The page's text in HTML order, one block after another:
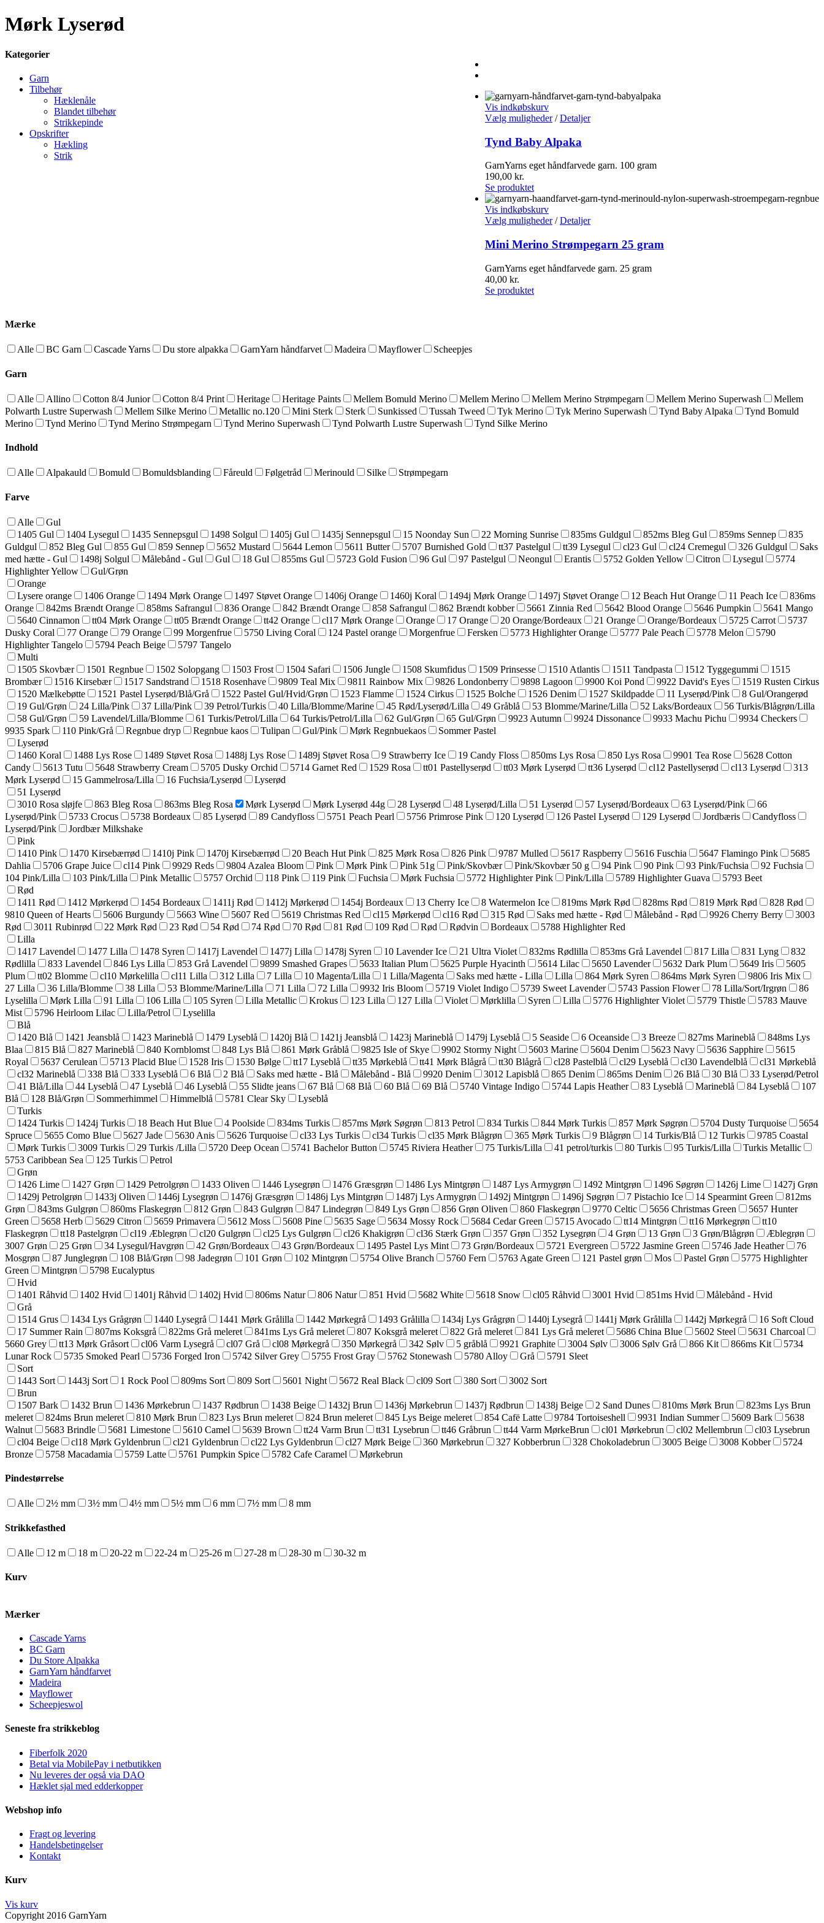
Mørk Lyserød
Vis indkøbskurv
Vælg muligheder/ Detaljer
Tynd Baby Alpaka
GarnYarns eget håndfarvede garn. 100 gram
190,00 kr.
Se produktet
Vis indkøbskurv
Vælg muligheder/ Detaljer
Mini Merino Strømpegarn 25 gram
GarnYarns eget håndfarvede garn. 25 gram
40,00 kr.
Se produktet
Mærke
Alle BC Garn Cascade Yarns Du store alpakka GarnYarn håndfarvet Madeira Mayflower Scheepjes
Garn
Alle Allino Cotton 8/4 Junior Cotton 8/4 Print Heritage Heritage Paints Mellem Bomuld Merino Mellem Merino Mellem Merino Strømpegarn Mellem Merino Superwash
Mellem
Polwarth Lustre Superwash
Mellem Silke Merino Metallic no.120 Mini Sterk Sterk Sunkissed Tussah Tweed Tyk Merino Tyk Merino Superwash Tynd Baby Alpaka
Tynd Bomuld
Merino
Tynd Merino Tynd Merino Strømpegarn Tynd Merino Superwash Tynd Polwarth Lustre Superwash Tynd Silke Merino
Indhold
Alle Alpakauld Bomuld Bomuldsblanding Fåreuld Følgetråd Merinould Silke Strømpegarn
Farve
Alle
Gul
1405 Gul
1404 Lysegul 1435 Sennepsgul 1498 Solgul 1405j Gul 1435j Sennepsgul 15 Noonday Sun 22 Morning Sunrise 835ms Guldgul 852ms Bleg Gul 859ms Sennep
835
Guldgul
852 Bleg Gul 855 Gul 859 Sennep 5652 Mustard 5644 Lemon 5611 Butter 5707 Burnished Gold tt37 Pastelgul tt39 Lysegul cl23 Gul cl24 Cremegul 326 Guldgul
Saks
med hætte - Gul
1498j Solgul Målebånd - Gul Gul 18 Gul 855ms Gul 5723 Gold Fusion 96 Gul 97 Pastelgul Neongul Erantis 5752 Golden Yellow Citron Lysegul
5774
Highlighter Yellow
Gul/Grøn
Orange
Lysere orange
1406 Orange 1494 Mørk Orange 1497 Støvet Orange 1406j Orange 1460j Koral 1494j Mørk Orange 1497j Støvet Orange 12 Beach Hut Orange 11 Peach Ice
836ms
Orange
842ms Brændt Orange 858ms Safrangul 836 Orange 842 Brændt Orange 858 Safrangul 862 Brændt kobber 5661 Zinnia Red 5642 Blood Orange 5646 Pumpkin
5641 Mango
5640 Cinnamon
tt04 Mørk Orange tt05 Brændt Orange tt42 Orange cl17 Mørk Orange Orange 17 Orange 20 Orange/Bordeaux 21 Orange Orange/Bordeaux 5725 Carrot
5737
Dusky Coral
77 Orange 79 Orange 99 Morgenfrue 5750 Living Coral 124 Pastel orange Morgenfrue Fersken 5773 Highlighter Orange 5777 Pale Peach 5778 Melon
5790
Highlighter Tangelo
5794 Peach Beige
5797 Tangelo
Multi
1505 Skovbær
1501 Regnbue 1502 Solopgang 1503 Frost 1504 Safari 1506 Jungle 1508 Skumfidus 1509 Prinsesse 1510 Atlantis 1511 Tandpasta 1512 Tyggegummi
1515
Brombær
1516 Kirsebær 1517 Sandstrand 1518 Rosenhave 9809 Teal Mix 9811 Rainbow Mix 9826 Londonberry 9898 Lagoon 9900 Koi Pond 9922 David's Eyes
1519 Rusten Cirkus
1520 Mælkebøtte
1521 Pastel Lyserød/Blå/Grå 1522 Pastel Gul/Hvid/Grøn 1523 Flamme 1524 Cirkus 1525 Bolche 1526 Denim 1527 Skildpadde 11 Lyserød/Pink
8 Gul/Orangerød
19 Gul/Grøn
24 Lilla/Pink 37 Lilla/Pink 39 Petrol/Turkis 40 Lilla/Blomme/Marine 45 Rød/Lyserød/Lilla 49 Gråblå 53 Blomme/Marine/Lilla 52 Laks/Bordeaux
56 Turkis/Blågrøn/Lilla
58 Gul/Grøn
59 Lavendel/Lilla/Blomme 61 Turkis/Petrol/Lilla 64 Turkis/Petrol/Lilla 62 Gul/Grøn 65 Gul/Grøn 9923 Autumn 9924 Dissonance 9933 Machu Pichu
9934 Checkers
9935 Spark
110 Pink/Grå Regnbue dryp Regnbue kaos Tulipan Gul/Pink Mørk Regnbuekaos
Sommer Pastel
Lyserød
1460 Koral
1488 Lys Rose 1489 Støvet Rosa 1488j Lys Rose 1489j Støvet Rosa 9 Strawberry Ice 19 Candy Floss 850ms Lys Rosa 850 Lys Rosa 9901 Tea Rose
5628 Cotton
Candy
5613 Tutu 5648 Strawberry Cream 5705 Dusky Orchid 5714 Garnet Red 1529 Rosa tt01 Pastellyserød tt03 Mørk Lyserød tt36 Lyserød cl12 Pastellyserød cl13 Lyserød
313
Mørk Lyserød
15 Gammelrosa/Lilla 16 Fuchsia/Lyserød
Lyserød
51 Lyserød
3010 Rosa sløjfe
863 Bleg Rosa 863ms Bleg Rosa Mørk Lyserød Mørk Lyserød 44g 28 Lyserød 48 Lyserød/Lilla 51 Lyserød 57 Lyserød/Bordeaux 63 Lyserød/Pink
66
Lyserød/Pink
5733 Crocus 5738 Bordeaux 85 Lyserød 89 Candyfloss 5751 Peach Pearl 5756 Primrose Pink 120 Lyserød 126 Pastel Lyserød 129 Lyserød Jordbæris
Candyfloss
Lyserød/Pink
Jordbær Milkshake
Pink
1410 Pink
1470 Kirsebærrød 1410j Pink 1470j Kirsebærrød 20 Beach Hut Pink 825 Mørk Rosa 826 Pink 9787 Mulled 5617 Raspberry 5616 Fuschia 5647 Flamingo Pink
5685
Dahlia
5706 Grape Juice cl14 Pink 9929 Reds 9804 Azalea Bloom Pink Mørk Pink Pink 51g Pink/Skovbær Pink/Skovbær 50 g 94 Pink 90 Pink 93 Pink/Fuchsia
92 Fuchsia
104 Pink/Lilla
103 Pink/Lilla Pink Metallic 5757 Orchid 118 Pink 119 Pink Fuchsia Mørk Fuchsia 5772 Highlighter Pink Pink/Lilla 5789 Highlighter Guava
5793 Beet
Rød
1411 Rød
1412 Mørkerød 1454 Bordeaux 1411j Rød 1412j Mørkerød 1454j Bordeaux 13 Cherry Ice 8 Watermelon Ice 819ms Mørk Rød 828ms Rød 819 Mørk Rød
828 Rød
9810 Queen of Hearts
5606 Burgundy 5663 Wine 5607 Red 5619 Christmas Red cl15 Mørkerød cl16 Rød 315 Rød Saks med hætte - Rød Målebånd - Rød 9926 Cherry Berry
3003
Rød
3011 Rubinrød 22 Mørk Rød 23 Rød 54 Rød 74 Rød 70 Rød 81 Rød 109 Rød Rød Rødvin Bordeaux
5788 Highlighter Red
Lilla
1417 Lavendel
1477 Lilla 1478 Syren 1417j Lavendel 1477j Lilla 1478j Syren 10 Lavender Ice 21 Ultra Violet 832ms Rødlilla 853ms Grå Lavendel 817 Lilla 831 Lyng
832
Rødlilla
833 Lavendel 846 Lys Lilla 853 Grå Lavendel 9899 Smashed Grapes 5633 Italian Plum 5625 Purple Hyacinth 5614 Lilac 5650 Lavender 5632 Dark Plum 5649 Iris
5605
Plum
tt02 Blomme cl10 Mørkelilla cl11 Lilla 312 Lilla 7 Lilla 10 Magenta/Lilla 1 Lilla/Magenta Saks med hætte - Lilla Lilla 864 Mørk Syren 864ms Mørk Syren
9806 Iris Mix
27 Lilla
36 Lilla/Blomme 38 Lilla 53 Blomme/Marine/Lilla 71 Lilla 72 Lilla 9932 Iris Bloom 5719 Violet Indigo 5739 Sweet Lavender 5743 Passion Flower 78 Lilla/Sort/Irgrøn
86
Lyselilla
Mørk Lilla 91 Lilla 106 Lilla 105 Syren Lilla Metallic Krokus 123 Lilla 127 Lilla Violet Mørklilla Syren Lilla 5776 Highlighter Violet 5779 Thistle
5783 Mauve
Mist
5796 Heirloom Lilac Lilla/Petrol
Lyselilla
Blå
1420 Blå
1421 Jeansblå 1423 Marineblå 1479 Lyseblå 1420j Blå 1421j Jeansblå 1423j Marineblå 1479j Lyseblå 5 Seaside 6 Oceanside 3 Breeze 827ms Marineblå
848ms Lys
Blaa
815 Blå 827 Marineblå 840 Kornblomst 848 Lys Blå 861 Mørk Gråblå 9825 Isle of Skye 9902 Stormy Night 5603 Marine 5604 Denim 5623 Navy 5636 Sapphire
5615
Royal
5637 Cerulean 5713 Placid Blue 1528 Iris 1530 Bølge tt17 Lyseblå tt35 Mørkeblå tt41 Mørk Blågrå tt30 Blågrå cl28 Pastelblå cl29 Lyseblå cl30 Lavendelblå
cl31 Mørkeblå
cl32 Marineblå
338 Blå 333 Lyseblå 6 Blå 2 Blå Saks med hætte - Blå Målebånd - Blå 9920 Denim 3012 Lapisblå 865 Denim 865ms Denim 26 Blå 30 Blå
33 Lyserød/Petrol
41 Blå/Lilla
44 Lyseblå 47 Lyseblå 46 Lyseblå 55 Slidte jeans 67 Blå 68 Blå 60 Blå 69 Blå 5740 Vintage Indigo 5744 Lapis Heather 83 Lyseblå Marineblå 84 Lyseblå
107
Blå
128 Blå/Grøn Sommerhimmel Himmelblå 5781 Clear Sky
Lyseblå
Turkis
1424 Turkis
1424j Turkis 18 Beach Hut Blue 4 Poolside 834ms Turkis 857ms Mørk Søgrøn 813 Petrol 834 Turkis 844 Mørk Turkis 857 Mørk Søgrøn 5704 Dusty Turquoise
5654
Spruce
5655 Como Blue 5627 Jade 5630 Anis 5626 Turquoise cl33 Lys Turkis cl34 Turkis cl35 Mørk Blågrøn 365 Mørk Turkis 9 Blågrøn 14 Turkis/Blå 12 Turkis
9785 Coastal
Mørk Turkis
3009 Turkis 29 Turkis /Lilla 5720 Deep Ocean 5741 Bachelor Button 5745 Riviera Heather 75 Turkis/Lilla 41 petrol/turkis 80 Turkis 95 Turkis/Lilla
Turkis Metallic
5753 Caribbean Sea
125 Turkis
Petrol
Grøn
1426 Lime
1427 Grøn 1429 Petrolgrøn 1433 Oliven 1446 Lysegrøn 1476 Græsgrøn 1486 Lys Mintgrøn 1487 Lys Armygrøn 1492 Mintgrøn 1496 Søgrøn 1426j Lime
1427j Grøn
1429j Petrolgrøn
1433j Oliven 1446j Lysegrøn 1476j Græsgrøn 1486j Lys Mintgrøn 1487j Lys Armygrøn 1492j Mintgrøn 1496j Søgrøn 7 Pistachio Ice 14 Spearmint Green
812ms
Grøn
843ms Gulgrøn 860ms Flaskegrøn 812 Grøn 843 Gulgrøn 847 Lindegrøn 849 Lys Grøn 856 Grøn Oliven 860 Flaskegrøn 9770 Celtic 5656 Christmas Green
5657 Hunter
Green
5658 Herb 5629 Citron 5659 Primavera 5612 Moss 5608 Pine 5635 Sage 5634 Mossy Rock 5684 Cedar Green 5715 Avocado tt14 Mintgrøn tt16 Mørkegrøn
tt10
Flaskegrøn
tt18 Pastelgrøn cl19 Æblegrøn cl20 Gulgrøn cl25 Lys Gulgrøn cl26 Khakigrøn cl36 Stærk Grøn 357 Grøn 352 Lysegrøn 4 Grøn 13 Grøn 3 Grøn/Blågrøn
Æblegrøn
3007 Grøn
25 Grøn 34 Lysegul/Havgrøn 42 Grøn/Bordeaux 43 Grøn/Bordeaux 1495 Pastel Lys Mint 73 Grøn/Bordeaux 5721 Evergreen 5722 Jasmine Green 5746 Jade Heather
76
Mosgrøn
87 Junglegrøn 108 Blå/Grøn 98 Jadegrøn 101 Grøn 102 Mintgrøn 5754 Olive Branch 5760 Fern 5763 Agate Green 121 Pastel grøn Mos Pastel Grøn
5775 Highlighter
Green
Mintgrøn
5798 Eucalyptus
Hvid
1401 Råhvid
1402 Hvid 1401j Råhvid 1402j Hvid 806ms Natur 806 Natur 851 Hvid 5682 White 5618 Snow cl05 Råhvid 3001 Hvid 851ms Hvid
Målebånd - Hvid
Grå
1514 Grus
1434 Lys Grågrøn 1440 Lysegrå 1441 Mørk Grålilla 1442 Mørkegrå 1493 Grålilla 1434j Lys Grågrøn 1440j Lysegrå 1441j Mørk Grålilla 1442j Mørkegrå
16 Soft Cloud
17 Summer Rain
807ms Koksgrå 822ms Grå meleret 841ms Lys Grå meleret 807 Koksgrå meleret 822 Grå meleret 841 Lys Grå meleret 5686 China Blue 5602 Steel
5631 Charcoal
5660 Grey
tt13 Mørk Gråsort cl06 Varm Lysegrå cl07 Grå cl08 Mørkegrå 350 Mørkegrå 342 Sølv 5 gråblå 9921 Graphite 3004 Sølv 3006 Sølv Grå 866 Kit 866ms Kit
5734
Lunar Rock
5735 Smoked Pearl 5736 Forged Iron 5742 Silver Grey 5755 Frost Gray 5762 Stonewash 5780 Alloy Grå
5791 Sleet
Sort
1443 Sort
1443j Sort 1 Rock Pool 809ms Sort 809 Sort 5601 Night 5672 Real Black cl09 Sort 380 Sort
3002 Sort
Brun
1507 Bark
1432 Brun 1436 Mørkebrun 1437 Rødbrun 1438 Beige 1432j Brun 1436j Mørkebrun 1437j Rødbrun 1438j Beige 2 Sand Dunes 810ms Mørk Brun
823ms Lys Brun
meleret
824ms Brun meleret 810 Mørk Brun 823 Lys Brun meleret 824 Brun meleret 845 Lys Beige meleret 854 Cafë Latte 9784 Tortoiseshell 9931 Indian Summer 5609 Bark
5638
Walnut
5683 Brindle 5681 Limestone 5610 Camel 5639 Brown tt24 Varm Brun tt31 Lysebrun tt46 Gråbrun tt44 Varm MørkeBrun cl01 Mørkebrun cl02 Mellembrun
cl03 Lysebrun
cl04 Beige
cl18 Mørk Gyldenbrun cl21 Gyldenbrun cl22 Lys Gyldenbrun cl27 Mørk Beige 360 Mørkebrun 327 Kobberbrun 328 Chokoladebrun 3005 Beige 3008 Kobber
5724
Bronze
5758 Macadamia 5759 Latte 5761 Pumpkin Spice 5782 Cafe Caramel Mørkebrun
Pindestørrelse
Alle 2½ mm 3½ mm 4½ mm 5½ mm 6 mm 7½ mm 8 mm
Strikkefasthed
Alle 12 m 18 m 20-22 m 22-24 m 25-26 m 27-28 m 28-30 m 30-32 m
Kurv
Kategorier
Garn
Tilbehør
Hæklenåle
Blandet tilbehør
Strikkepinde
Opskrifter
Hækling
Strik
Mærker
Cascade Yarns
BC Garn
Du Store Alpakka
GarnYarn håndfarvet
Madeira
Mayflower
Scheepjeswol
Seneste fra strikkeblog
Fiberfolk 2020
Betal via MobilePay i netbutikken
Nu leveres der også via DAO
Hæklet sjal med edderkopper
Webshop info
Fragt og levering
Handelsbetingelser
Kontakt
Kurv
Vis kurv
Copyright 2016 GarnYarn